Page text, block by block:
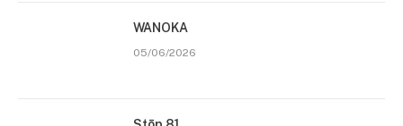
WANOKA
05/06/2026